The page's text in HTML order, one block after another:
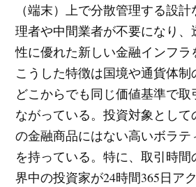
（端末）上で分散管理する設
理者や中間業者が不要になり
性に優れた新しい金融インフラ
こうした特徴は国境や通貨体
どこからでも同じ価値基準で
ながっている。投資対象とし
の金融商品にはない高いボラテ
を持っている。特に、取引時
界中の投資家が24時間365日ア